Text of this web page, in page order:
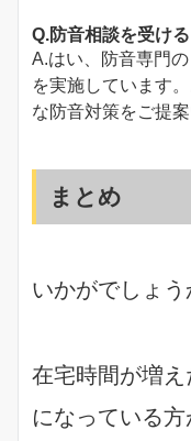
Q.防音相談を受け
A.はい、防音専門
を実施しています
な防音対策をご提案
まとめ
いかがでしょう
在宅時間が増
になっている方